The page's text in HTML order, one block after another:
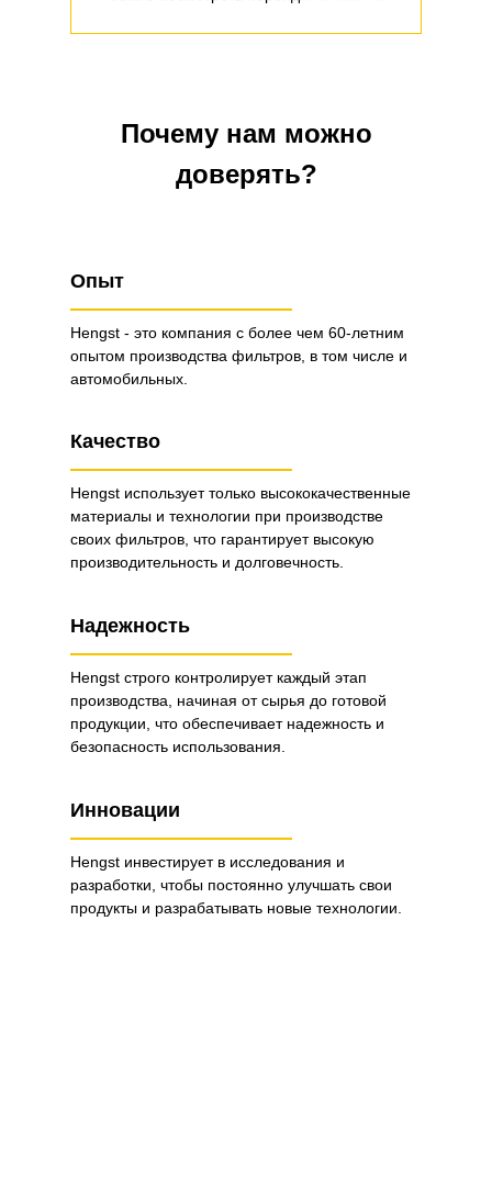
Почему нам можно
доверять?
Опыт
Hengst - это компания с более чем 60-летним
опытом производства фильтров, в том числе и
автомобильных.
Качество
Надежность
Hengst использует только высококачественные
материалы и технологии при производстве
своих фильтров, что гарантирует высокую
производительность и долговечность.
Инновации
Hengst строго контролирует каждый этап
производства, начиная от сырья до готовой
продукции, что обеспечивает надежность и
безопасность использования.
Hengst инвестирует в исследования и
разработки, чтобы постоянно улучшать свои
продукты и разрабатывать новые технологии.